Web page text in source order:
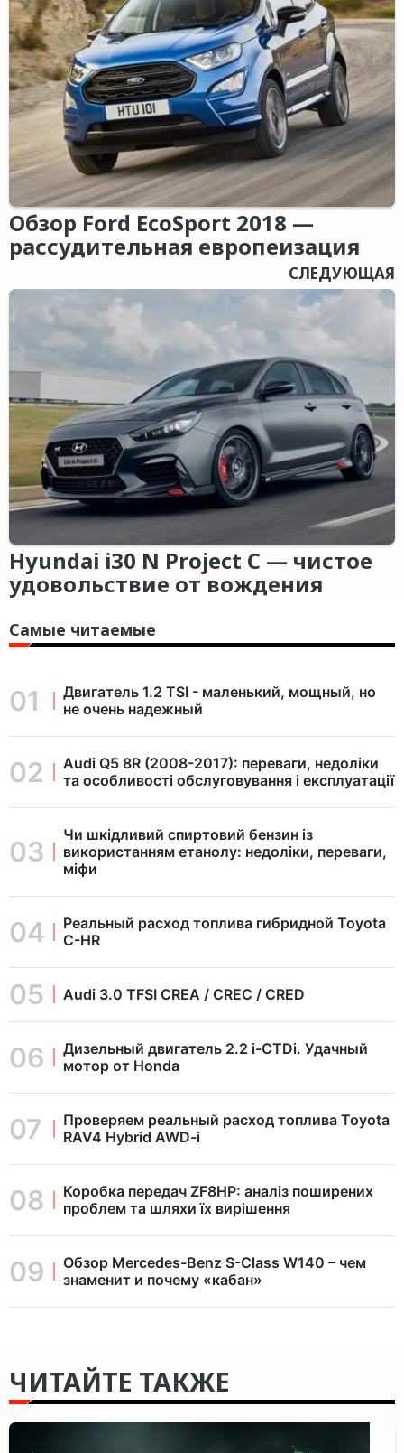
Обзор Ford EcoSport 2018 —
рассудительная европеизация
СЛЕДУЮЩАЯ
Hyundai i30 N Project C — чистое
удовольствие от вождения
Самые читаемые
Двигатель 1.2 TSI - маленький, мощный, но
не очень надежный
Audi Q5 8R (2008-2017): переваги, недоліки
та особливості обслуговування і експлуатації
Чи шкідливий спиртовий бензин із
використанням етанолу: недоліки, переваги,
міфи
Реальный расход топлива гибридной Toyota
C-HR
Audi 3.0 TFSI CREA / CREC / CRED
Дизельный двигатель 2.2 i-CTDi. Удачный
мотор от Honda
Проверяем реальный расход топлива Toyota
RAV4 Hybrid AWD-i
Коробка передач ZF8HP: аналіз поширених
проблем та шляхи їх вирішення
Обзор Mercedes-Benz S-Class W140 – чем
знаменит и почему «кабан»
ЧИТАЙТЕ ТАКЖЕ